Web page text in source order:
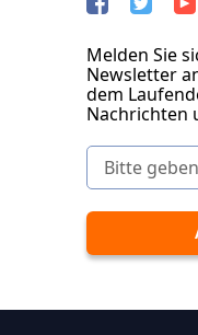
Melden Sie
Newsletter
dem
Nachrichten